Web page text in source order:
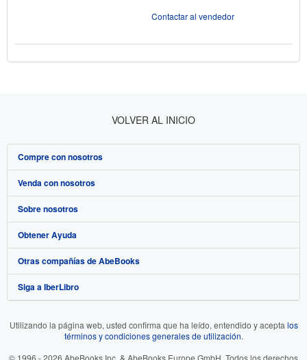
Contactar al vendedor
VOLVER AL INICIO
Compre con nosotros
Búsqueda avanzada
Colecciones
Mi cuenta
Mis pedidos
Ver carrito
Venda con nosotros
Comenzar a vender
Únase a nuestro programa de afiliados
Recomiende un vendedor
Sobre nosotros
Sobre IberLibro
Medios
Empleo
Preferencias de cookies
Obtener Ayuda
Preguntas frecuentes y guías
Atención al Cliente
Otras compañías de AbeBooks
AbeBooks.com
AbeBooks.de
Siga a IberLibro
Utilizando la página web, usted confirma que ha leído, entendido y acepta los
términos y condiciones generales de utilización.
© 1996 - 2026 AbeBooks Inc. & AbeBooks Europe GmbH. Todos los derechos